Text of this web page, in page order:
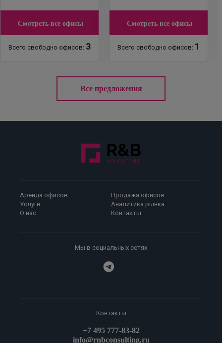
Смотреть все офисы
Всего свободно офисов: 3
Смотреть все офисы
Всего свободно офисов: 1
Все предложения
Аренда офисов
Продажа офисов
Услуги
Аналитика рынка
О нас
Контакты
Мы в социальных сетях
Контакты
+7 495 777-83-82
info@rnbconsulting.ru